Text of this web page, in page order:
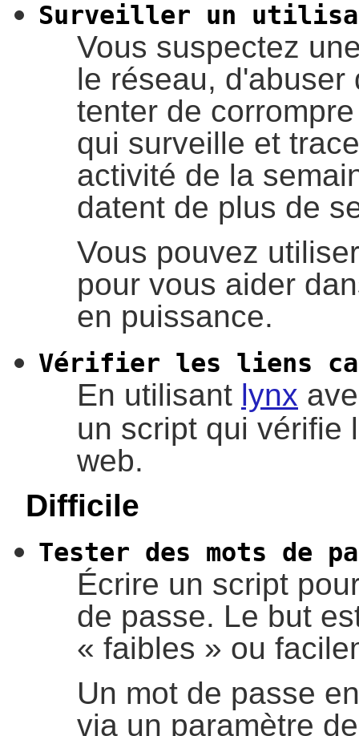
Surveiller un
Vous suspectez
le réseau,
tenter de
qui surveille et
activité de la
datent de plus de
Vous pouvez
pour vous aider
en puissance.
Vérifier les liens
En utilisant lynx
un script qui vérifie
web.
Difficile
Tester des mots de
Écrire un script
de passe. Le but
« faibles » ou
Un mot de passe
via un paramètre